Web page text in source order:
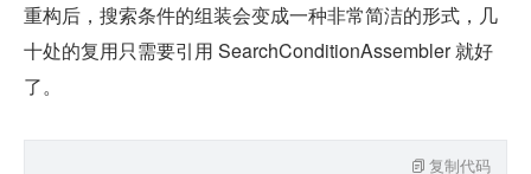
重构后，搜索条件的组装会变成一种非常简洁的形式，几
十处的复用只需要引用 SearchConditionAssembler 就好
了。
复制代码